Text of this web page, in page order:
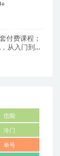
付费课程；
从入门到高
也能
冷门
单号